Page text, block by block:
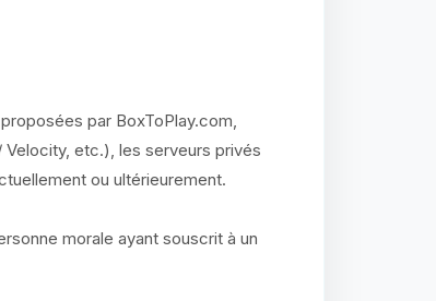
par BoxToPlay.com,
etc.), les serveurs privés
ou ultérieurement.
morale ayant souscrit à un